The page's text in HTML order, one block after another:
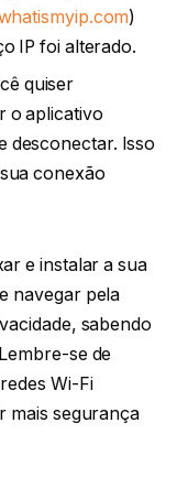
)
IP foi alterado.
quiser
o aplicativo
desconectar. Isso
conexão
e instalar a sua
navegar pela
sabendo
se de
Wi-Fi
mais segurança